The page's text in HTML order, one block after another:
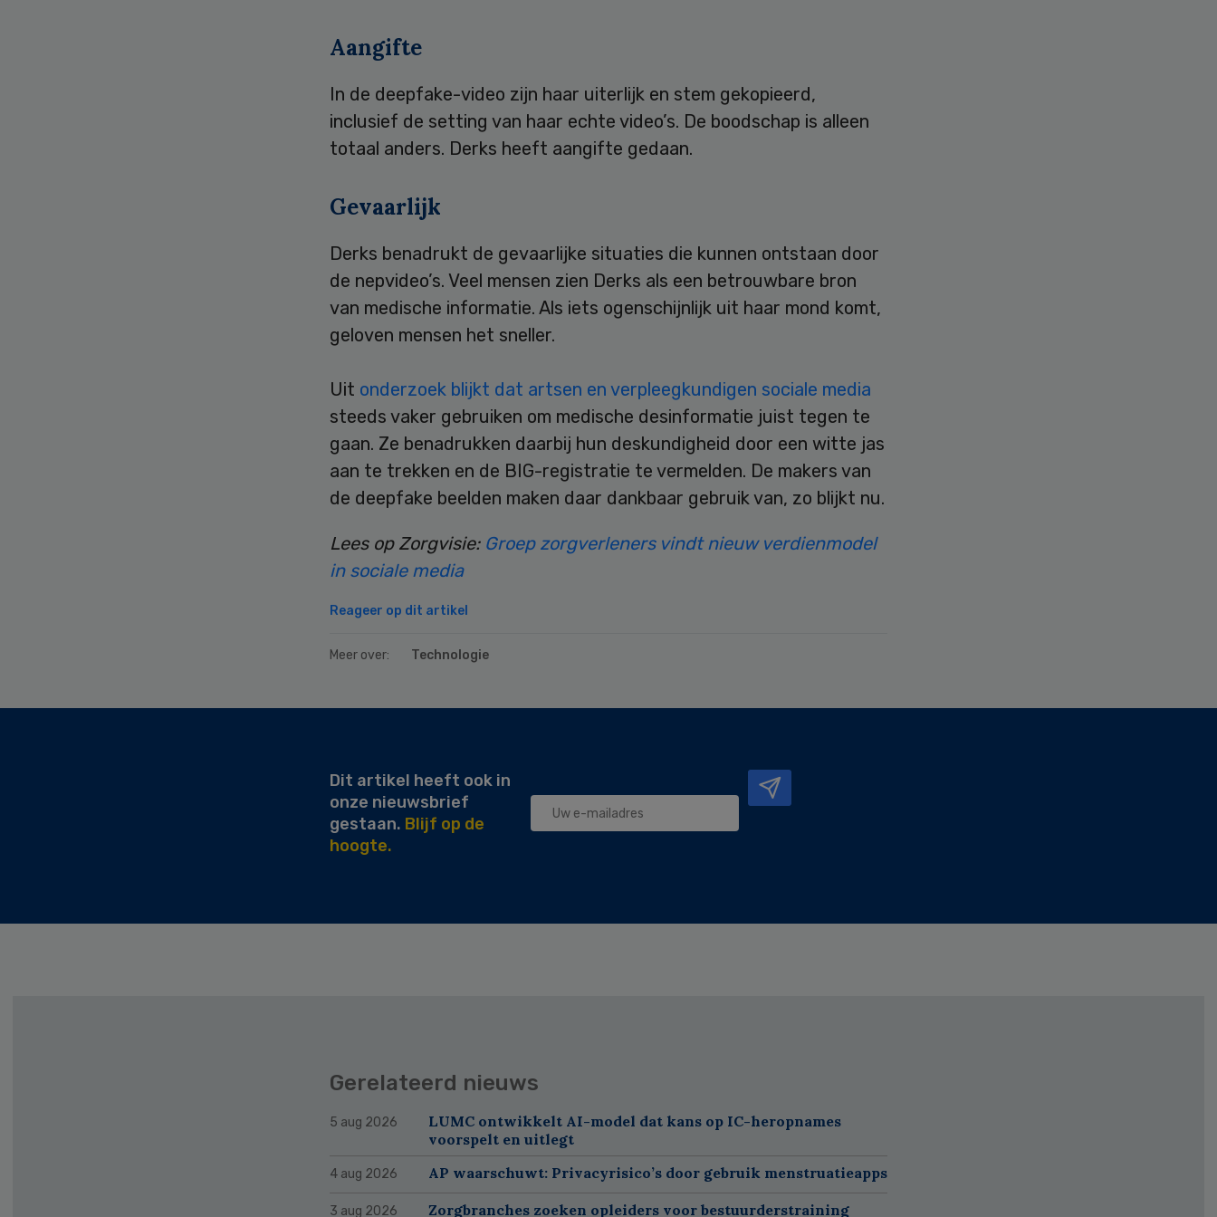
Aangifte
In de deepfake-video zijn haar uiterlijk en stem gekopieerd,
inclusief de setting van haar echte video’s. De boodschap is alleen
totaal anders. Derks heeft aangifte gedaan.
Gevaarlijk
Derks benadrukt de gevaarlijke situaties die kunnen ontstaan door
de nepvideo’s. Veel mensen zien Derks als een betrouwbare bron
van medische informatie. Als iets ogenschijnlijk uit haar mond komt,
geloven mensen het sneller.
Uit onderzoek blijkt dat artsen en verpleegkundigen sociale media
steeds vaker gebruiken om medische desinformatie juist tegen te
gaan. Ze benadrukken daarbij hun deskundigheid door een witte jas
aan te trekken en de BIG-registratie te vermelden. De makers van
de deepfake beelden maken daar dankbaar gebruik van, zo blijkt nu.
Lees op Zorgvisie: Groep zorgverleners vindt nieuw verdienmodel
in sociale media
Reageer op dit artikel
Meer over: Technologie
Dit artikel heeft ook in
onze nieuwsbrief
gestaan. Blijf op de
hoogte.
Gerelateerd nieuws
5 aug 2026
LUMC ontwikkelt AI-model dat kans op IC-heropnames
voorspelt en uitlegt
4 aug 2026 AP waarschuwt: Privacyrisico’s door gebruik menstruatieapps
3 aug 2026
Zorgbranches zoeken opleiders voor bestuurderstraining